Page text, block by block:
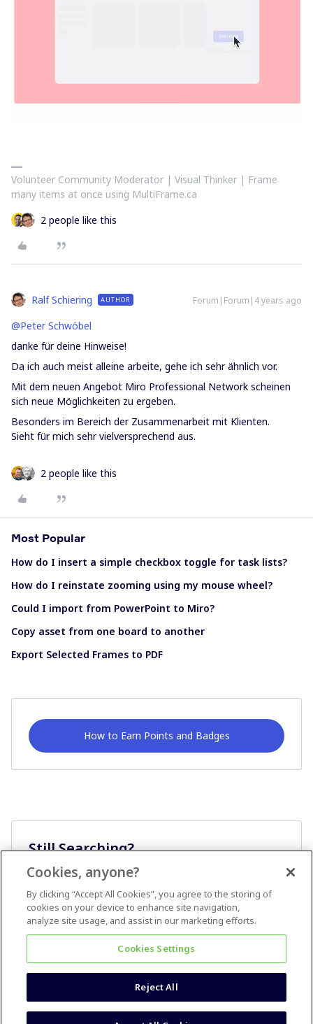
Volunteer Community Moderator | Visual Thinker | Frame
many items at once using MultiFrame.ca
2 people like this
Ralf Schiering AUTHOR Forum|Forum|4 years ago
@Peter Schwöbel
danke für deine Hinweise!
Da ich auch meist alleine arbeite, gehe ich sehr ähnlich vor.
Mit dem neuen Angebot Miro Professional Network scheinen
sich neue Möglichkeiten zu ergeben.
Besonders im Bereich der Zusammenarbeit mit Klienten.
Sieht für mich sehr vielversprechend aus.
2 people like this
Most Popular
How do I insert a simple checkbox toggle for task lists?
How do I reinstate zooming using my mouse wheel?
Could I import from PowerPoint to Miro?
Copy asset from one board to another
Export Selected Frames to PDF
How to Earn Points and Badges
Still Searching?
Terms & Conditions Accessibility statement
Cookies, anyone?
By clicking “Accept All Cookies”, you agree to the storing of
cookies on your device to enhance site navigation,
analyze site usage, and assist in our marketing efforts.
Cookies Settings
Reject All